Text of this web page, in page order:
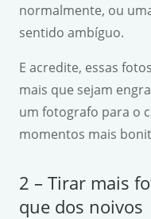
normalmente, ou
sentido ambíguo.
E acredite, essas
mais que sejam
um fotografo para o
momentos mais
2 – Tirar mais
que dos noivos